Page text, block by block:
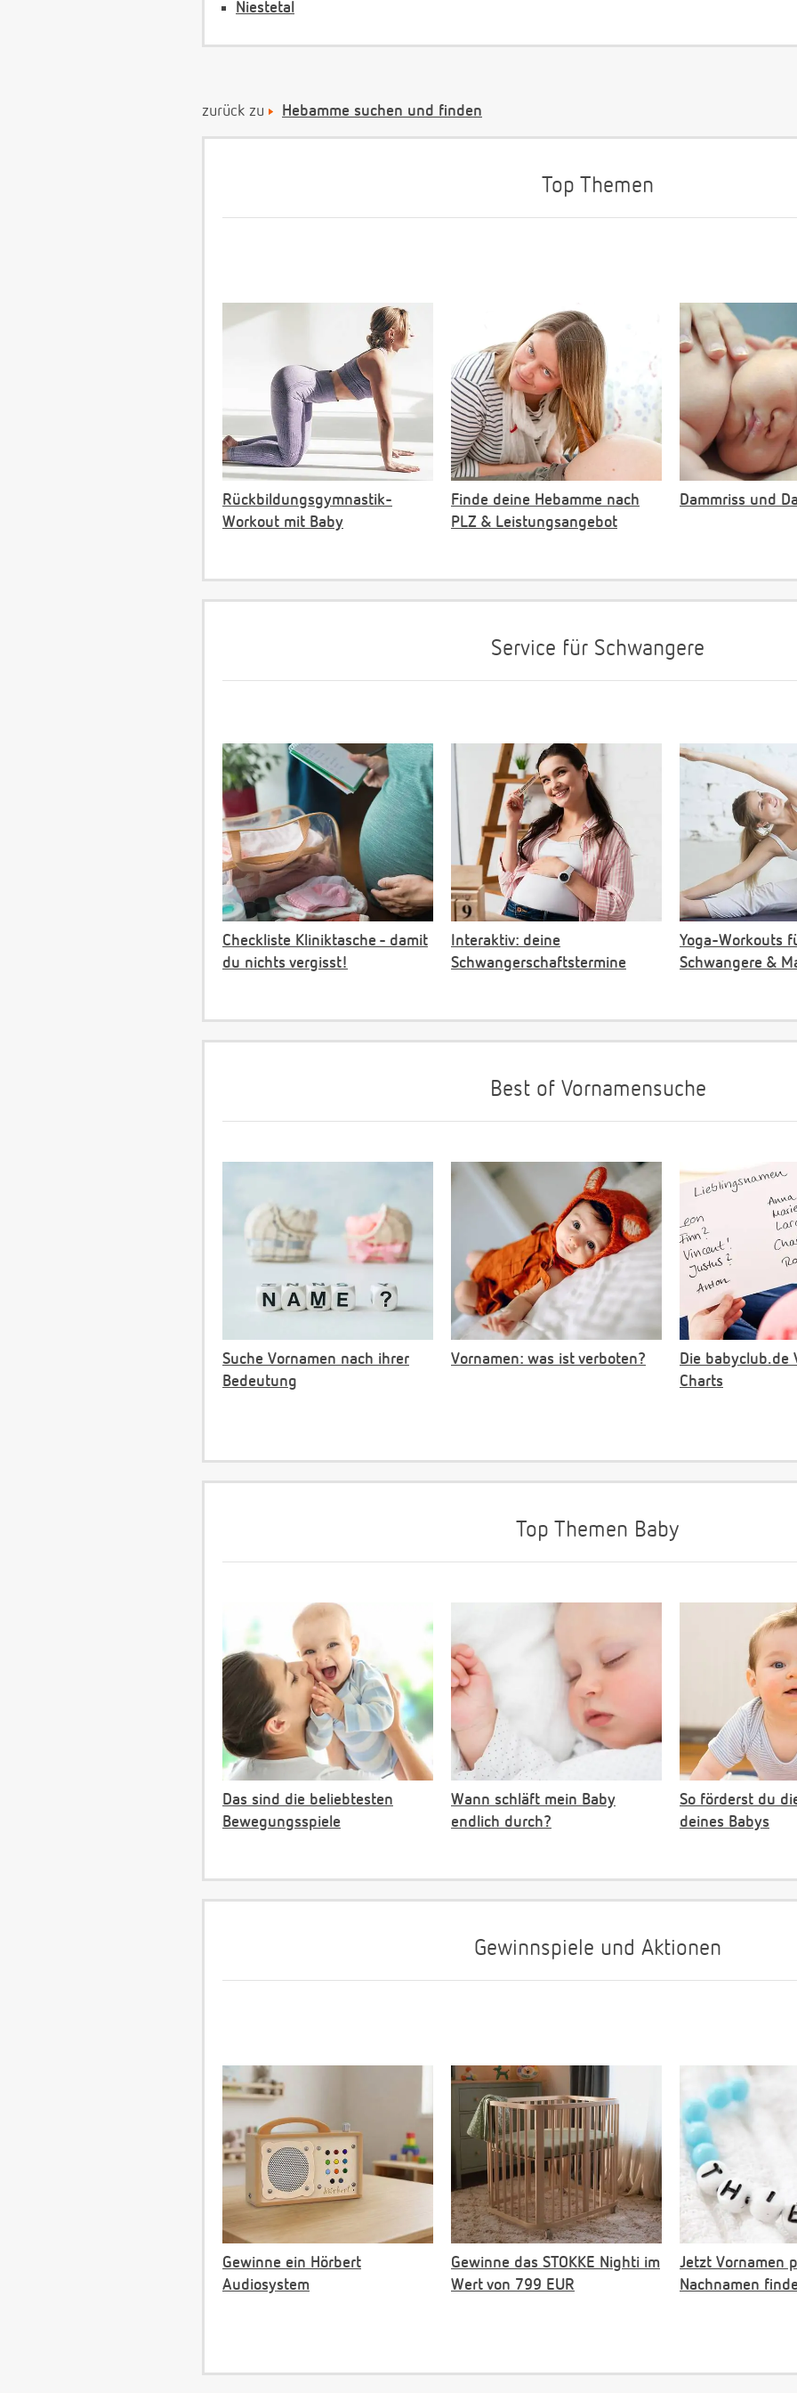
Niestetal
zurück zu Hebamme suchen und finden
Top Themen
Rückbildungsgymnastik-
Workout mit Baby
Finde deine Hebamme nach
PLZ & Leistungsangebot
Dammriss und
Service für Schwangere
Checkliste Kliniktasche - damit
du nichts vergisst!
Interaktiv: deine
Schwangerschaftstermine
Yoga-Workouts
Schwangere &
Best of Vornamensuche
Suche Vornamen nach ihrer
Bedeutung
Vornamen: was ist verboten?
Die babyclub.de
Charts
Top Themen Baby
Das sind die beliebtesten
Bewegungsspiele
Wann schläft mein Baby
endlich durch?
So förderst du
deines Babys
Gewinnspiele und Aktionen
Gewinne ein Hörbert
Audiosystem
Gewinne das STOKKE Nighti im
Wert von 799 EUR
Jetzt Vornamen
Nachnamen